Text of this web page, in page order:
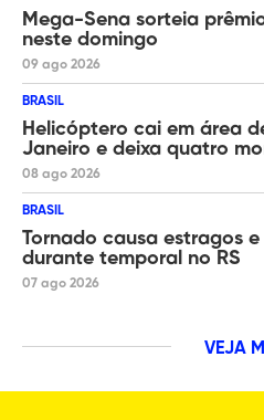
Mega-Sena sorteia
neste domingo
09 ago 2026
BRASIL
Helicóptero cai em área
Janeiro e deixa quatro
08 ago 2026
BRASIL
Tornado causa estragos
durante temporal no RS
07 ago 2026
VEJA